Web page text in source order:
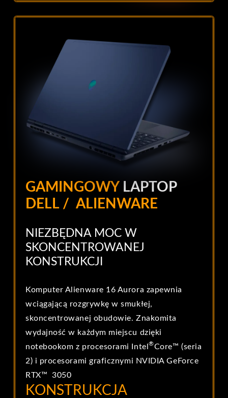
GAMINGOWY LAPTOP
DELL / ALIENWARE
NIEZBĘDNA MOC W
SKONCENTROWANEJ
KONSTRUKCJI
Komputer Alienware 16 Aurora zapewnia
wciągającą rozgrywkę w smukłej,
skoncentrowanej obudowie. Znakomita
wydajność w każdym miejscu dzięki
notebookom z procesorami Intel®Core™ (seria
2) i procesorami graficznymi NVIDIA GeForce
RTX™ 3050
KONSTRUKCJA